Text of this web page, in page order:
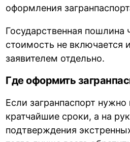
оформления
Государственная пошлина
стоимость не включается
заявителем отдельно.
Где оформить
Если загранпаспорт нужно
кратчайшие сроки, а на
подтверждения